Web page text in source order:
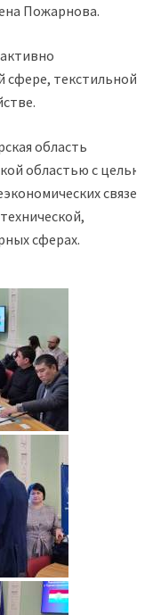
Пожарнова.
текстильной
область
областью с целью
связей
сферах.